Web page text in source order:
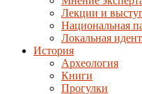
Лекции и
Национальная
Локальная
История
Археология
Книги
Прогулки